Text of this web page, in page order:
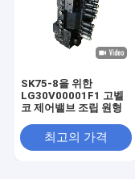
SK75-8을 위한
LG30V00001F1 고벨
코 제어밸브 조립 원형
최고의 가격